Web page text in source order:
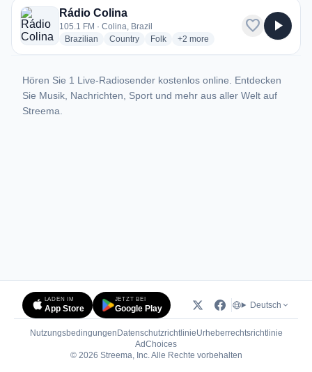
Rádio Colina
105.1 FM · Colina, Brazil
Brazilian radio stations
Countryradio stations
Folkradio stations
+2 more genres for Rádio Colina
more
favorite play_arrow
Hören Sie 1 Live-Radiosender kostenlos online. Entdecken
Sie Musik, Nachrichten, Sport und mehr aus aller Welt auf
Streema.
LADEN IM
App Store
JETZT BEI
Google Play Deutsch
Nutzungsbedingungen DatenschutzrichtlinieUrheberrechtsrichtlinie
AdChoices(öffnet in neuem Tab)
© 2026 Streema, Inc. Alle Rechte vorbehalten